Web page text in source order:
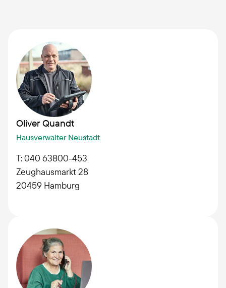
Oliver Quandt
Hausverwalter Neustadt
T: 040 63800-453
Zeughausmarkt 28
20459 Hamburg